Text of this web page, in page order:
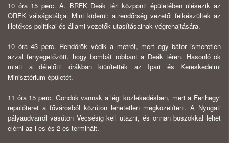
10 óra 15 perc. A. BRFK Deák téri központi épületében ülésezik az
ORFK válságstábja. Mint kiderül: a rendőrség vezetői felkészültek az
illetékes politikai és állami vezetők utasításainak végrehajtására.
10 óra 43 perc. Rendőrök védik a metrót, mert egy bátor ismeretlen
azzal fenyegetőzött, hogy bombát robbant a Deák téren. Hasonló ok
miatt a délelőtti órákban kiürítették az Ipari és Kereskedelmi
Minisztérium épületét.
11 óra 15 perc. Gondok vannak a légi közlekedésben, mert a Ferihegyi
re­pülőteret a fővárosból közúton lehetetlen megközelíteni. A Nyugati
pályaudvar­ról vasúton Vecsésig kell utazni, és onnan buszokkal lehet
elérni az l-es és 2-es terminált.